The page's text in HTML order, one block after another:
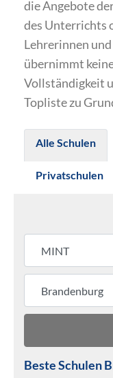
die Angebote
des Unterrichts
Lehrerinnen
übernimmt
Vollständigkeit
Topliste zu
Alle Schulen
Privatschulen
Beste Schulen